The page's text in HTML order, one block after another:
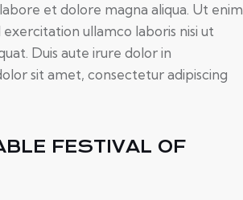
et dolore magna aliqua. Ut enim
ullamco laboris nisi ut
Duis aute irure dolor in
sit amet, consectetur adipiscing
FESTIVAL OF